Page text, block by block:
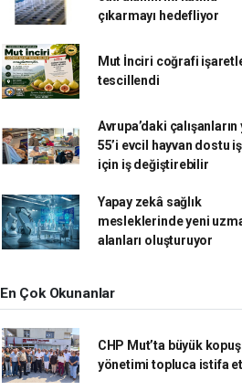
çıkarmayı hedefliyor
Mut İnciri coğrafi
tescillendi
Avrupa’daki
55’i evcil hayvan dostu
için iş değiştirebilir
Yapay zekâ sağlık
mesleklerinde yeni
alanları oluşturuyor
En Çok Okunanlar
CHP Mut’ta büyük
yönetimi topluca istifa